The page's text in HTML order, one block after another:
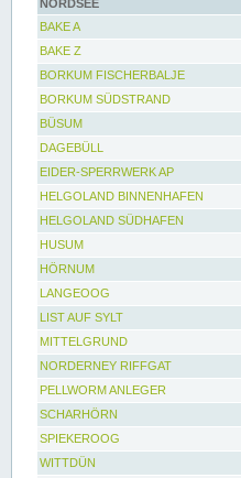
NORDSEE
BAKE A
BAKE Z
BORKUM FISCHERBALJE
BORKUM SÜDSTRAND
BÜSUM
DAGEBÜLL
EIDER-SPERRWERK AP
HELGOLAND BINNENHAFEN
HELGOLAND SÜDHAFEN
HUSUM
HÖRNUM
LANGEOOG
LIST AUF SYLT
MITTELGRUND
NORDERNEY RIFFGAT
PELLWORM ANLEGER
SCHARHÖRN
SPIEKEROOG
WITTDÜN